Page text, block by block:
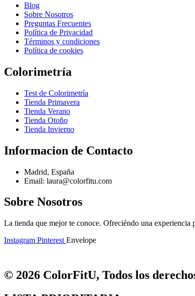
Blog
Sobre Nosotros
Preguntas Frecuentes
Política de Privacidad
Términos y condiciones
Política de cookies
Colorimetría
Test de Colorimetría
Tienda Primavera
Tienda Verano
Tienda Otoño
Tienda Invierno
Informacion de Contacto
Madrid, España
Email: laura@colorfitu.com
Sobre Nosotros
La tienda que mejor te conoce. Ofreciéndo una experiencia
Instagram Pinterest Envelope
© 2026 ColorFitU, Todos los